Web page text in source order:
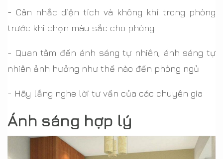
- Cân nhắc diện tích và không khí trong phòng
trước khi chọn màu sắc cho phòng
- Quan tâm đến ánh sáng tự nhiên, ánh sáng tự
nhiên ảnh hưởng như thế nào đến phòng ngủ
- Hãy lắng nghe lời tư vấn của các chuyên gia
Ánh sáng hợp lý